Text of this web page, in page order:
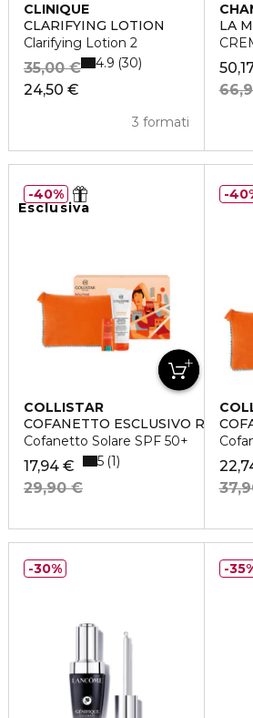
CLINIQUE
CLARIFYING LOTION
Clarifying Lotion 2
24,50 €
35,00 €
3 formati
4.9 30
LA
Esclusiva
COLLISTAR
COFANETTO ESCLUSIVO
Cofanetto Solare SPF 50+
17,94 €
29,90 €
5 1
40%
30%